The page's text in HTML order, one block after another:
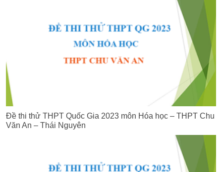
Đề thi thử THPT Quốc Gia 2023 môn Hóa học – THPT Chu
Văn An – Thái Nguyên